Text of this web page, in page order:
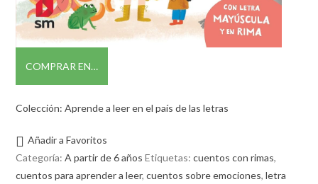
COMPRAR EN…
Colección: Aprende a leer en el país de las letras
Añadir a Favoritos
Categoría:A partir de 6 años Etiquetas:cuentos con rimas,
cuentos para aprender a leer,cuentos sobre emociones,letra